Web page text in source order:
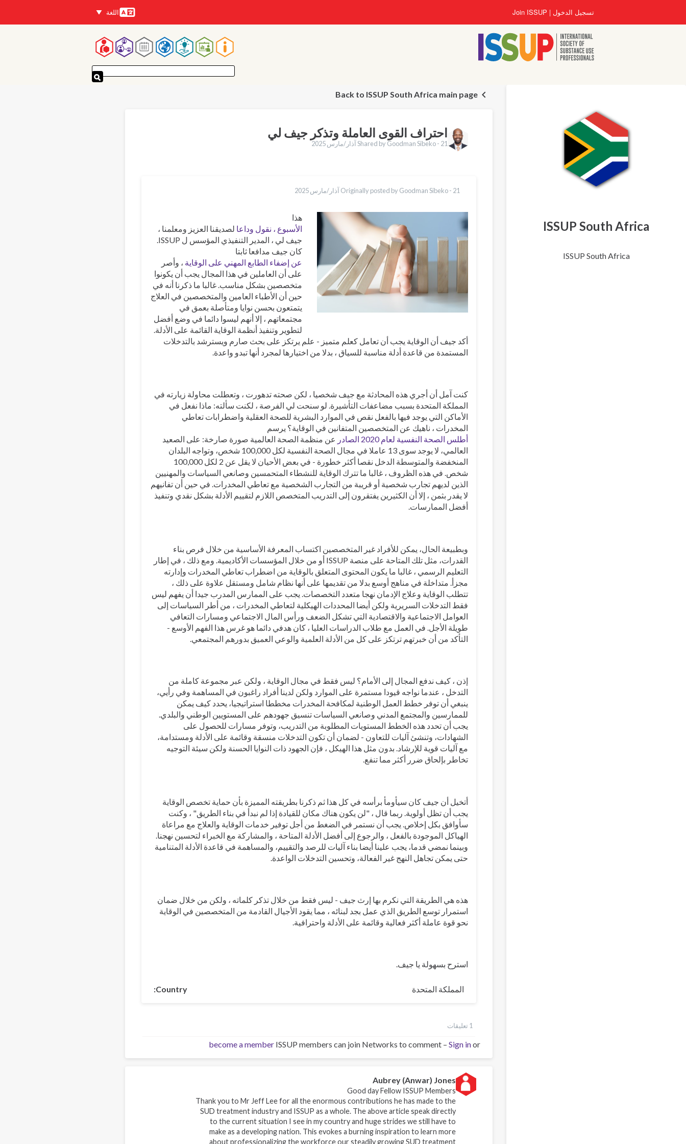
المحتوى
تسجيل الدخول Join ISSUP
اللغات
اللغة
القائمة
الرئيسية
ISSUP South Africa
ISSUP South Africa
Back to ISSUP South Africa main page
احتراف القوى العاملة وتذكر جيف لي
Shared by Goodman Sibeko - 21 آذار/مارس 2025
Originally posted by Goodman Sibeko - 21 آذار/مارس 2025
هذا
الأسبوع ، نقول وداعا لصديقنا العزيز ومعلمنا ،
جيف لي ، المدير التنفيذي المؤسس ل ISSUP.
كان جيف مدافعا ثابتا
عن إضفاء الطابع المهني على الوقاية ، وأصر
على أن العاملين في هذا المجال يجب أن يكونوا
متخصصين بشكل مناسب. غالبا ما ذكرنا أنه في
حين أن الأطباء العامين والمتخصصين في العلاج
يتمتعون بحسن نوايا ومتأصلة بعمق في
مجتمعاتهم ، إلا أنهم ليسوا دائما في وضع أفضل
لتطوير وتنفيذ أنظمة الوقاية القائمة على الأدلة.
أكد جيف أن الوقاية يجب أن تعامل كعلم متميز - علم يرتكز على بحث صارم ويسترشد بالتدخلات
المستمدة من قاعدة أدلة مناسبة للسياق ، بدلا من اختيارها لمجرد أنها تبدو واعدة.
كنت آمل أن أجري هذه المحادثة مع جيف شخصيا ، لكن صحته تدهورت ، وتعطلت محاولة زيارته في
المملكة المتحدة بسبب مضاعفات التأشيرة. لو سنحت لي الفرصة ، لكنت سألته: ماذا نفعل في
الأماكن التي يوجد فيها بالفعل نقص في الموارد البشرية للصحة العقلية واضطرابات تعاطي
المخدرات ، ناهيك عن المتخصصين المتفانين في الوقاية؟ يرسم
أطلس الصحة النفسية لعام 2020 الصادر
عن منظمة الصحة العالمية صورة صارخة: على الصعيد
العالمي، لا يوجد سوى 13 عاملا في مجال الصحة النفسية لكل 100,000 شخص، وتواجه البلدان
المنخفضة والمتوسطة الدخل نقصا أكثر خطورة - في بعض الأحيان لا يقل عن 2 لكل 100,000
شخص. في هذه الظروف ، غالبا ما تترك الوقاية للنشطاء المتحمسين وصانعي السياسات والمهنيين
الذين لديهم تجارب شخصية أو قريبة من التجارب الشخصية مع تعاطي المخدرات. في حين أن تفانيهم
لا يقدر بثمن ، إلا أن الكثيرين يفتقرون إلى التدريب المتخصص اللازم لتقييم الأدلة بشكل نقدي وتنفيذ
أفضل الممارسات.
وبطبيعة الحال، يمكن للأفراد غير المتخصصين اكتساب المعرفة الأساسية من خلال فرص بناء
القدرات، مثل تلك المتاحة على منصة ISSUP أو من خلال المؤسسات الأكاديمية. ومع ذلك ، في إطار
التعليم الرسمي ، غالبا ما يكون المحتوى المتعلق بالوقاية من اضطراب تعاطي المخدرات وإدارته
مجزأ. متداخلة في مناهج أوسع بدلا من تقديمها على أنها نظام شامل ومستقل علاوة على ذلك ،
تتطلب الوقاية وعلاج الإدمان نهجا متعدد التخصصات. يجب على الممارس المدرب جيدا أن يفهم ليس
فقط التدخلات السريرية ولكن أيضا المحددات الهيكلية لتعاطي المخدرات ، من أطر السياسات إلى
العوامل الاجتماعية والاقتصادية التي تشكل الضعف ورأس المال الاجتماعي ومسارات التعافي
طويلة الأجل. في العمل مع طلاب الدراسات العليا ، كان هدفي دائما هو غرس هذا الفهم الأوسع -
التأكد من أن خبرتهم ترتكز على كل من الأدلة العلمية والوعي العميق بدورهم المجتمعي.
إذن ، كيف ندفع المجال إلى الأمام؟ ليس فقط في مجال الوقاية ، ولكن عبر مجموعة كاملة من
التدخل ، عندما نواجه قيودا مستمرة على الموارد ولكن لدينا أفراد راغبون في المساهمة وفي رأيي،
ينبغي أن توفر خطط العمل الوطنية لمكافحة المخدرات مخططا استراتيجيا، يحدد كيف يمكن
للممارسين والمجتمع المدني وصانعي السياسات تنسيق جهودهم على المستويين الوطني والبلدي.
يجب أن تحدد هذه الخطط المستويات المطلوبة من التدريب، وتوفر مسارات للحصول على
الشهادات، وتنشئ آليات للتعاون - لضمان أن تكون التدخلات منسقة وقائمة على الأدلة ومستدامة،
مع آليات قوية للإرشاد. بدون مثل هذا الهيكل ، فإن الجهود ذات النوايا الحسنة ولكن سيئة التوجيه
تخاطر بإلحاق ضرر أكثر مما تنفع.
أتخيل أن جيف كان سيأومأ برأسه في كل هذا ثم ذكرنا بطريقته المميزة بأن حماية تخصص الوقاية
يجب أن تظل أولوية. ربما قال ، "لن يكون هناك مكان للقيادة إذا لم نبدأ في بناء الطريق" ، وكنت
سأوافق بكل إخلاص. يجب أن نستمر في الضغط من أجل توفير خدمات الوقاية والعلاج مع مراعاة
الهياكل الموجودة بالفعل ، والرجوع إلى أفضل الأدلة المتاحة ، والمشاركة مع الخبراء لتحسين نهجنا.
وبينما نمضي قدما، يجب علينا أيضا بناء آليات للرصد والتقييم، والمساهمة في قاعدة الأدلة المتنامية
حتى يمكن تجاهل النهج غير الفعالة، وتحسين التدخلات الواعدة.
هذه هي الطريقة التي نكرم بها إرث جيف - ليس فقط من خلال تذكر كلماته ، ولكن من خلال ضمان
استمرار توسع الطريق الذي عمل بجد لبنائه ، مما يقود الأجيال القادمة من المتخصصين في الوقاية
نحو قوة عاملة أكثر فعالية وقائمة على الأدلة واحترافية.
استرح بسهولة يا جيف.
Country المملكة المتحدة
1 تعليقات
ISSUP members can join Networks to comment –Sign inor
become a member
Aubrey (Anwar) Jones
Good day Fellow ISSUP Members
Thank you to Mr Jeff Lee for all the enormous contributions he has made to the
SUD treatment industry and ISSUP as a whole. The above article speak directly
to the current situation I see in my country and huge strides we still have to
make as a developing nation. This evokes a burning inspiration to learn more
about professionalizing the workforce our steadily growing SUD treatment